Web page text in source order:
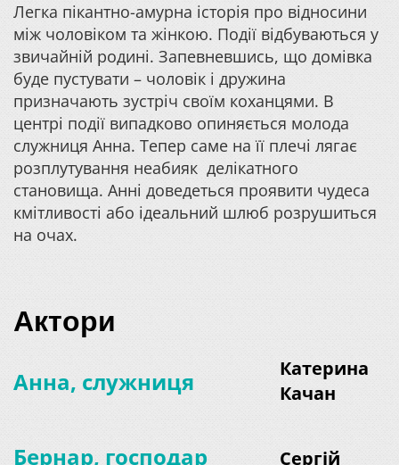
Легка пікантно-амурна історія про відносини
між чоловіком та жінкою. Події відбуваються у
звичайній родині. Запевневшись, що домівка
буде пустувати – чоловік і дружина
призначають зустріч своїм коханцями. В
центрі події випадково опиняється молода
служниця Анна. Тепер саме на її плечі лягає
розплутування неабияк делікатного
становища. Анні доведеться проявити чудеса
кмітливості або ідеальний шлюб розрушиться
на очах.
Актори
Анна, служниця
Катерина
Качан
Бернар, господар Сергій